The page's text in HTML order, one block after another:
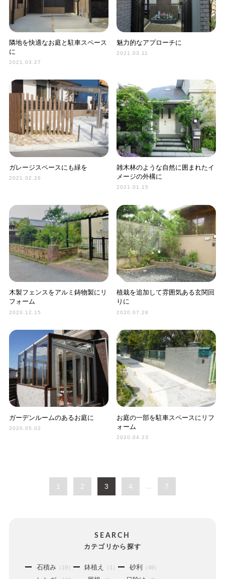
隣地を快適なお庭と駐車スペース
に
2021.03.27
魅力的なアプローチに
2021.03.11
ガレージスペースにも緑を
2021.02.26
雑木林のような自然に囲まれたイ
メージの外構に
2021.01.15
木製フェンスをアルミ鋳物製にリ
フォーム
2020.12.15
植栽を追加して雰囲気ある玄関回
りに
2020.07.28
ガーデンルームのあるお庭に
2020.05.02
お庭の一部を駐車スペースにリフ
ォーム
2020.04.23
1 2 3 4 ... 7
SEARCH
カテゴリから探す
石積み（19） 鉢植え （1） 砂利 （49）